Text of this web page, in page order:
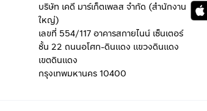
บริษัท เคดี มาร์เก็ตเพลส จำกัด (สำนักงาน
ใหญ่)
เลขที่ 554/117 อาคารสกายไนน์ เซ็นเตอร์
ชั้น 22 ถนนอโศก-ดินแดง แขวงดินแดง
เขตดินแดง
กรุงเทพมหานคร 10400